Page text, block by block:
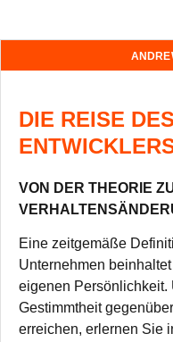
DIE REISE
VON DER THEORIE
Eine zeit­ge­mäße
Unter­neh­men
eige­nen
Gestimmt­heit
errei­chen, erler­nen Sie